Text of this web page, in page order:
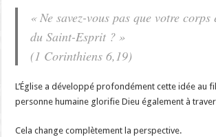
« Ne savez-vous pas que votre corps
du Saint-Esprit ? »
(1 Corinthiens 6,19)
L’Église a développé profondément cette idée au
personne humaine glorifie Dieu également à
Cela change complètement la perspective.